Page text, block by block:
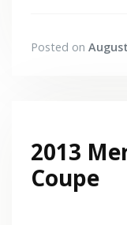
Posted on
2013
Coupe